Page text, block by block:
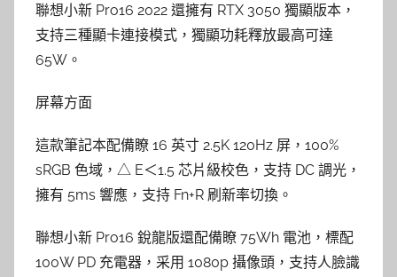
聯想小新 Pro16 2022 還擁有 RTX 3050 獨顯版本，
支持三種顯卡連接模式，獨顯功耗釋放最高可達
65W。
屏幕方面
這款筆記本配備瞭 16 英寸 2.5K 120Hz 屏，100%
sRGB 色域，△ E＜1.5 芯片級校色，支持 DC 調光，
擁有 5ms 響應，支持 Fn+R 刷新率切換。
聯想小新 Pro16 銳龍版還配備瞭 75Wh 電池，標配
100W PD 充電器，采用 1080p 攝像頭，支持人臉識